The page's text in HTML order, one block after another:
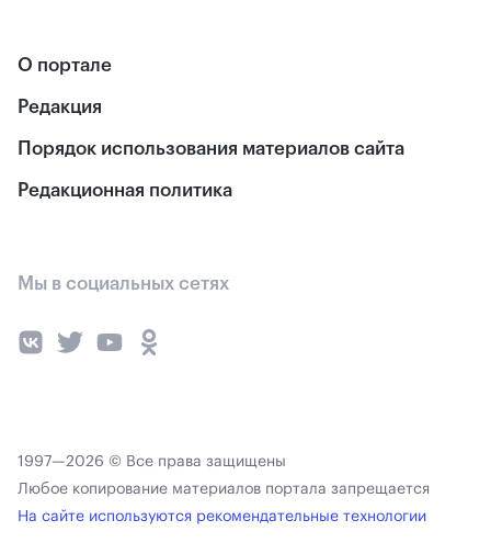
О портале
Редакция
Порядок использования материалов сайта
Редакционная политика
Мы в социальных сетях
1997—2026 © Все права защищены
Любое копирование материалов портала запрещается
На сайте используются рекомендательные технологии